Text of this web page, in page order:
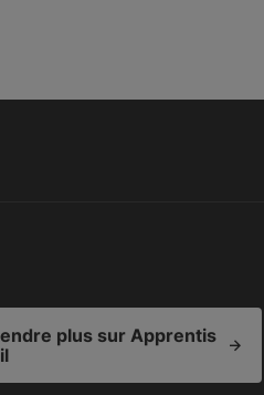
plus sur Apprentis